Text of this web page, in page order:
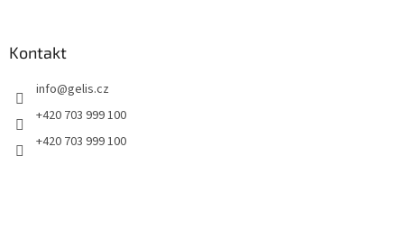
Kontakt
info@gelis.cz
+420 703 999 100
+420 703 999 100